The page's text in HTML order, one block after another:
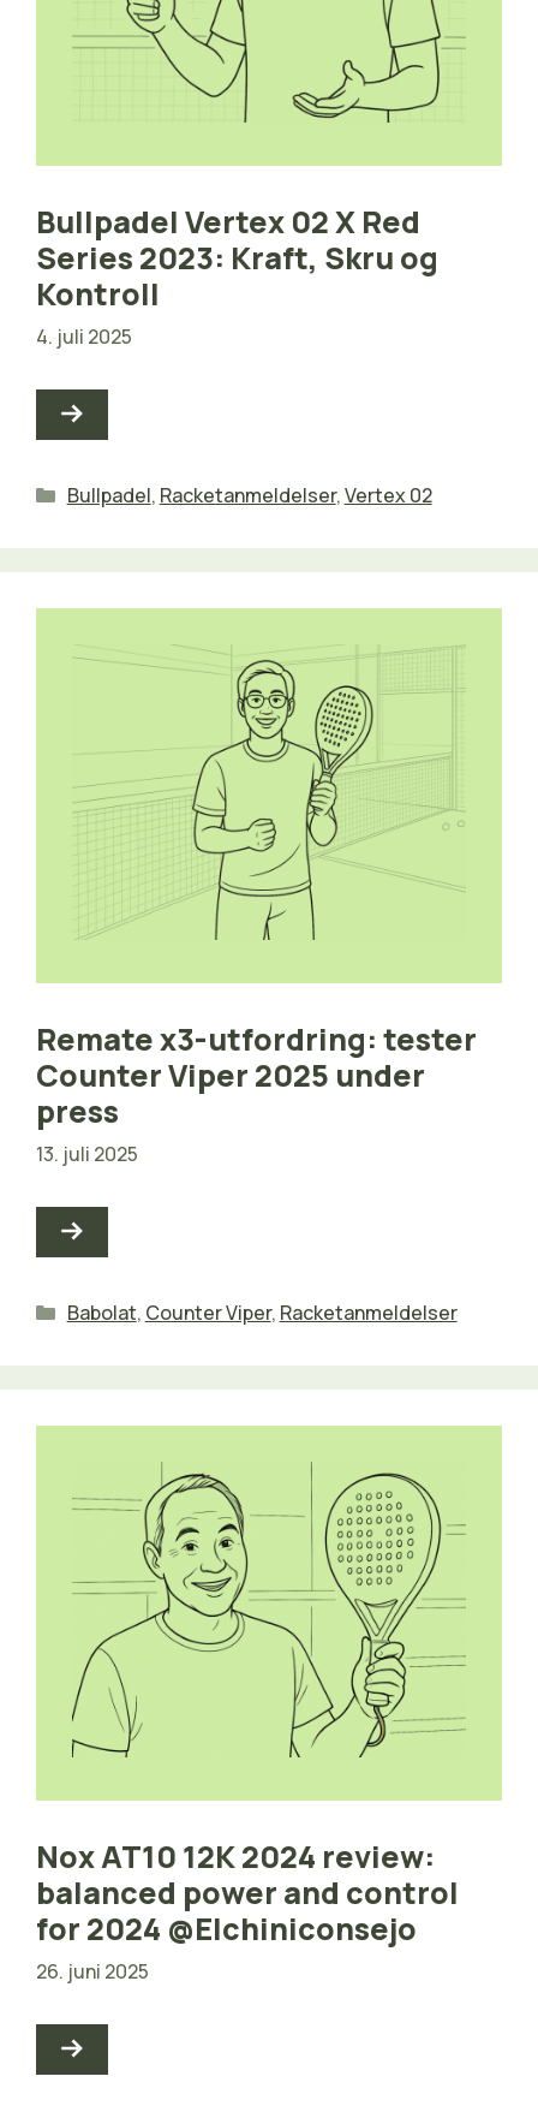
Bullpadel Vertex 02 X Red
Series 2023: Kraft, Skru og
Kontroll
4. juli 2025
Kategorier
Bullpadel, Racketanmeldelser,Vertex 02
Remate x3-utfordring: tester
Counter Viper 2025 under
press
13. juli 2025
Kategorier
Babolat, Counter Viper, Racketanmeldelser
Nox AT10 12K 2024 review:
balanced power and control
for 2024 @Elchiniconsejo
26. juni 2025